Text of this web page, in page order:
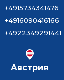
+4915734341476
+4916090416166
+4922349291441
Австрия